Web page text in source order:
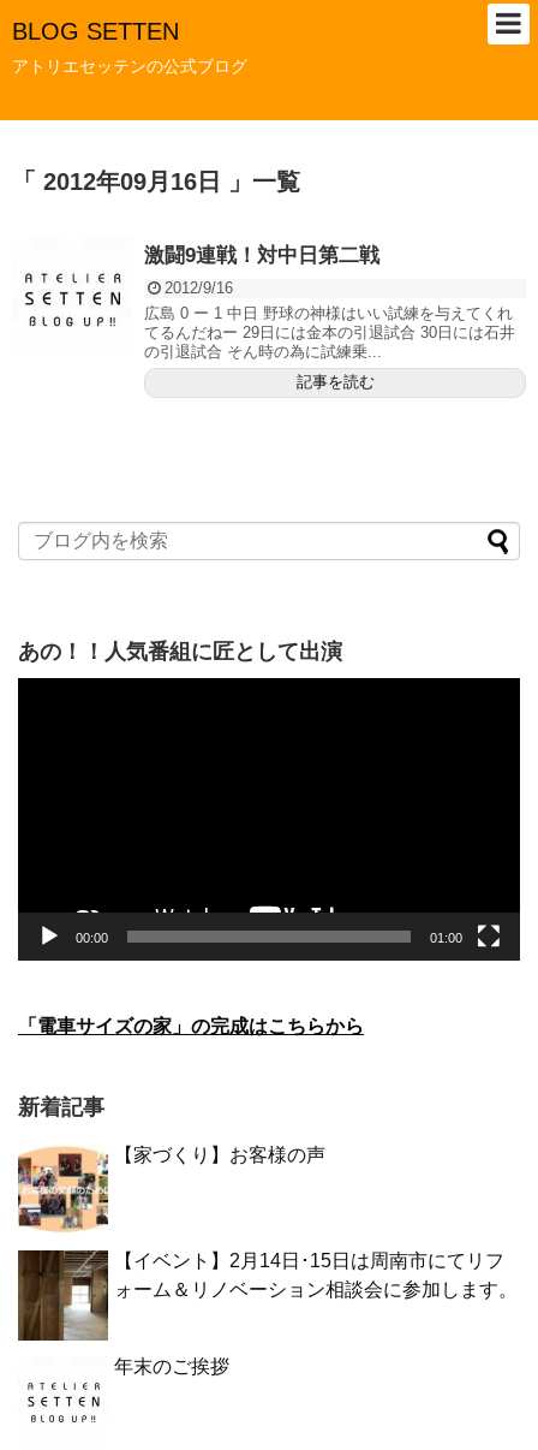
BLOG SETTEN
アトリエセッテンの公式ブログ
「 2012年09月16日 」一覧
激闘9連戦！対中日第二戦
2012/9/16
広島 0 ー 1 中日 野球の神様はいい試練を与えてくれ
てるんだねー 29日には金本の引退試合 30日には石井
の引退試合 そん時の為に試練乗...
記事を読む
あの！！人気番組に匠として出演
00:00 01:00
「電車サイズの家」の完成はこちらから
新着記事
【家づくり】お客様の声
【イベント】2月14日･15日は周南市にてリフ
ォーム＆リノベーション相談会に参加します。
年末のご挨拶